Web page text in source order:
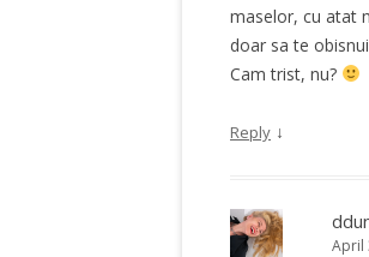
maselor, cu atat
doar sa te
Cam trist, nu?
Reply ↓
April